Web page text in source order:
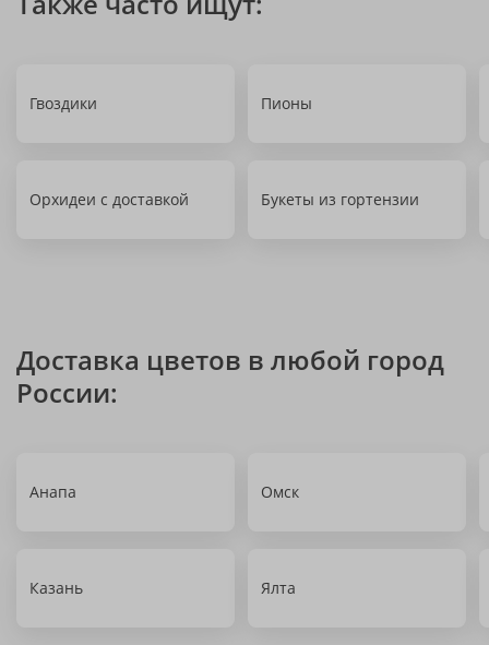
Гвоздики Пионы
Орхидеи с доставкой Букеты из гортензии
Доставка цветов в любой город
России:
Анапа Омск
Казань Ялта